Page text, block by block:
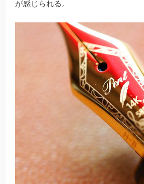
が感じられる。